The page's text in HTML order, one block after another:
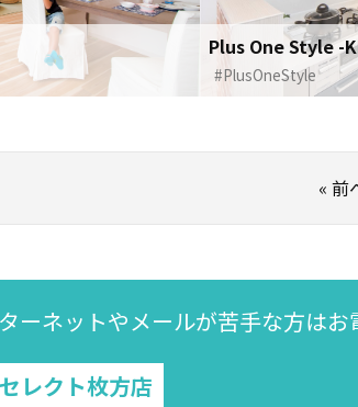
Plus One Style -
#PlusOneStyle
« 前
ーネットやメールが苦手な方はお
レクト枚方店